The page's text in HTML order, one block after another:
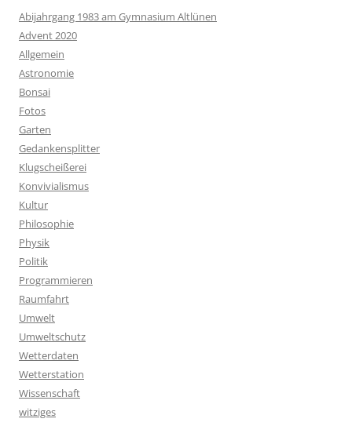
Abijahrgang 1983 am Gymnasium Altlünen
Advent 2020
Allgemein
Astronomie
Bonsai
Fotos
Garten
Gedankensplitter
Klugscheißerei
Konvivialismus
Kultur
Philosophie
Physik
Politik
Programmieren
Raumfahrt
Umwelt
Umweltschutz
Wetterdaten
Wetterstation
Wissenschaft
witziges